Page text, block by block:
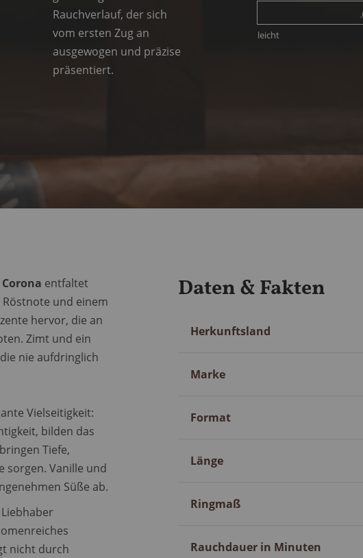
Rauchverlauf, der sich
vom ersten Zug an
ausgewogen und präzise
präsentiert.
leicht
Corona entfaltet
Röstnote und einem
hervor, die an
Zimt und ein
nie aufdringlich
Vielseitigkeit:
bilden das
Tiefe,
sorgen. Vanille und
Süße ab.
nicht durch
Daten & Fakten
Mehr
Herkunftsland
Marke
Format
Länge
Ringmaß
Rauchdauer in Minuten